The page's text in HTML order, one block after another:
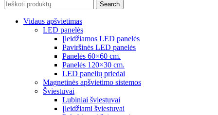
Search
Vidaus apšvietimas
LED panelės
Įleidžiamos LED panelės
Paviršinės LED panelės
Panelės 60×60 cm.
Panelės 120×30 cm.
LED panelių priedai
Magnetinės apšvietimo sistemos
Šviestuvai
Lubiniai šviestuvai
Įleidžiami šviestuvai